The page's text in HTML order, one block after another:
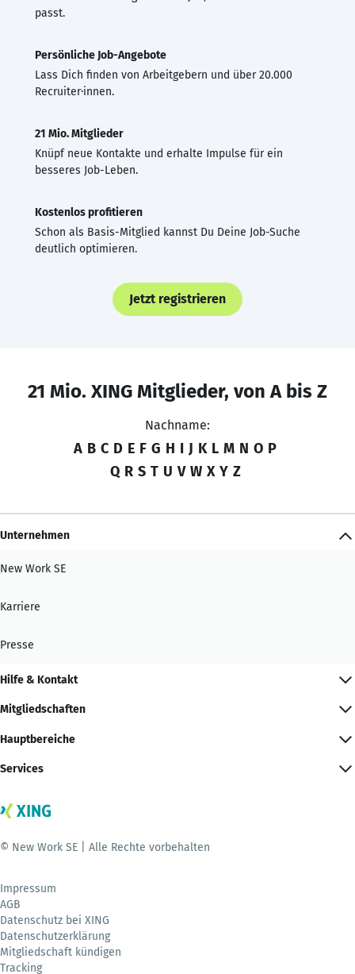
passt.
Persönliche Job-Angebote
Lass Dich finden von Arbeitgebern und über 20.000
Recruiter·innen.
21 Mio. Mitglieder
Knüpf neue Kontakte und erhalte Impulse für ein
besseres Job-Leben.
Kostenlos profitieren
Schon als Basis-Mitglied kannst Du Deine Job-Suche
deutlich optimieren.
Jetzt registrieren
21 Mio. XING Mitglieder, von A bis Z
Nachname:
A B C D E F G H I J K L M N O P
Q R S T U V W X Y Z
Unternehmen
New Work SE
Karriere
Presse
Hilfe & Kontakt
Mitgliedschaften
Hauptbereiche
Services
© New Work SE | Alle Rechte vorbehalten
Impressum
AGB
Datenschutz bei XING
Datenschutzerklärung
Mitgliedschaft kündigen
Tracking